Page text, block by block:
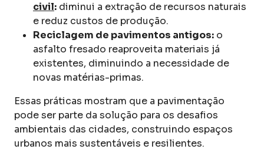
civil: diminui a extração de recursos naturais
e reduz custos de produção.
Reciclagem de pavimentos antigos: o
asfalto fresado reaproveita materiais já
existentes, diminuindo a necessidade de
novas matérias-primas.
Essas práticas mostram que a pavimentação
pode ser parte da solução para os desafios
ambientais das cidades, construindo espaços
urbanos mais sustentáveis e resilientes.